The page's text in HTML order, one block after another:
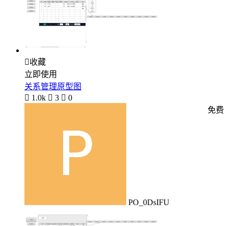
收藏
立即使用
关系管理原型图
 1.0k  3  0
PO_0DsIFU
免费